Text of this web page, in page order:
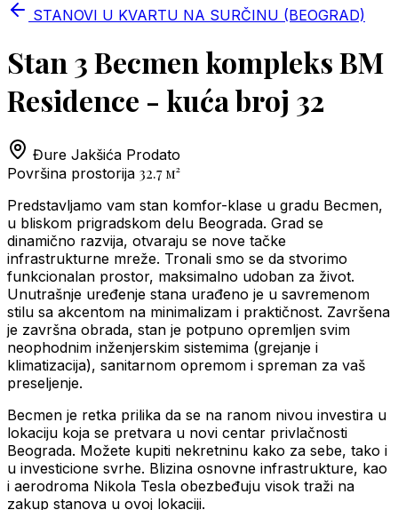
STANOVI U KVARTU NA SURČINU (BEOGRAD)
Stan 3 Becmen kompleks BM
Residence - kuća broj 32
Đure Jakšića Prodato
Površina prostorija 32.7м²
Predstavljamo vam stan komfor-klase u gradu Becmen,
u bliskom prigradskom delu Beograda. Grad se
dinamično razvija, otvaraju se nove tačke
infrastrukturne mreže. Tronali smo se da stvorimo
funkcionalan prostor, maksimalno udoban za život.
Unutrašnje uređenje stana urađeno je u savremenom
stilu sa akcentom na minimalizam i praktičnost. Završena
je završna obrada, stan je potpuno opremljen svim
neophodnim inženjerskim sistemima (grejanje i
klimatizacija), sanitarnom opremom i spreman za vaš
preseljenje.
Becmen je retka prilika da se na ranom nivou investira u
lokaciju koja se pretvara u novi centar privlačnosti
Beograda. Možete kupiti nekretninu kako za sebe, tako i
u investicione svrhe. Blizina osnovne infrastrukture, kao
i aerodroma Nikola Tesla obezbeđuju visok traži na
zakup stanova u ovoj lokaciji.